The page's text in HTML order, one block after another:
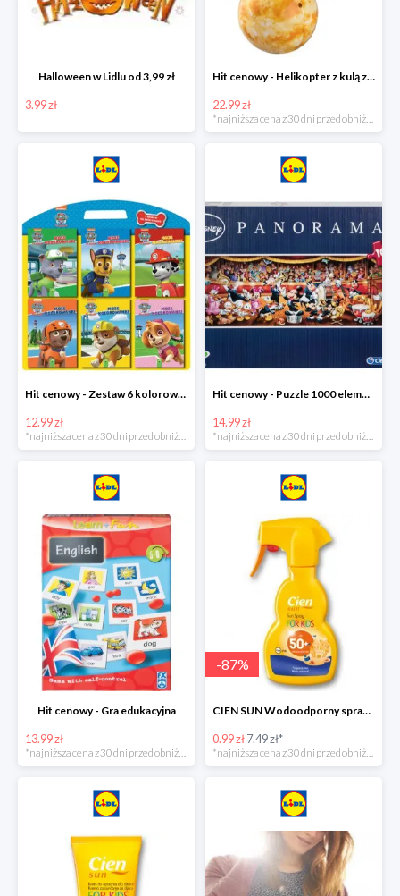
Halloween w Lidlu od 3,99 zł
3.99 zł
Hit cenowy - Helikopter z kulą z podświetleniem LED
22.99 zł
*najniższa cena z 30 dni przed obniżką
Hit cenowy - Zestaw 6 kolorowanek
12.99 zł
Hit cenowy - Puzzle 1000 elementów
14.99 zł
Hit cenowy - Gra edukacyjna
13.99 zł
*najniższa cena z 30 dni przed obniżką
-87%
CIEN SUN Wodoodporny spray do opalania dla dzieci z SPF50 -75%
0.99 zł7.49 zł*
*najniższa cena z 30 dni przed obniżką